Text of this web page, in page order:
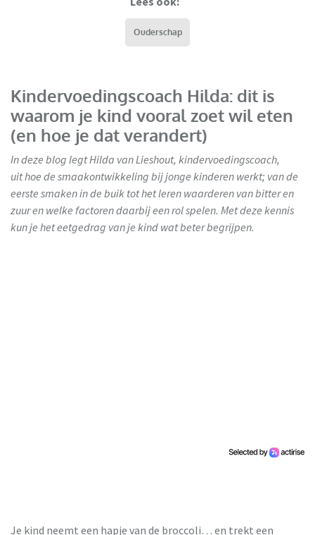
Ouderschap
Kindervoedingscoach Hilda: dit is
waarom je kind vooral zoet wil eten
(en hoe je dat verandert)
In deze blog legt Hilda van Lieshout, kindervoedingscoach,
uit hoe de smaakontwikkeling bij jonge kinderen werkt; van de
eerste smaken in de buik tot het leren waarderen van bitter en
zuur en welke factoren daarbij een rol spelen. Met deze kennis
kun je het eetgedrag van je kind wat beter begrijpen.
Je kind neemt een hapje van de broccoli… en trekt een